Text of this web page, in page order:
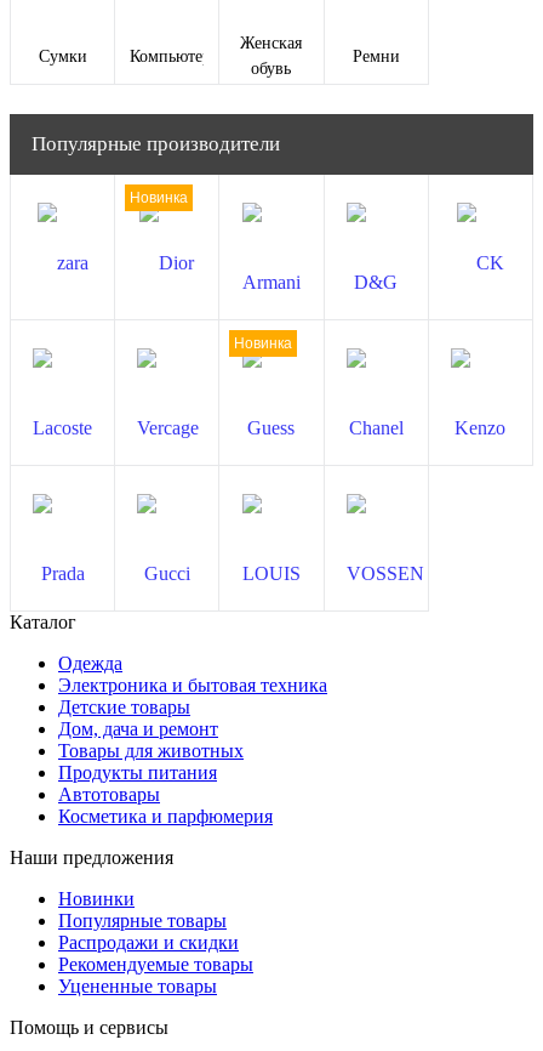
Сумки Компьютеры
Женская
обувь
Ремни
Популярные производители
Новинка
Новинка
Каталог
Одежда
Электроника и бытовая техника
Детские товары
Дом, дача и ремонт
Товары для животных
Продукты питания
Автотовары
Косметика и парфюмерия
Наши предложения
Новинки
Популярные товары
Распродажи и скидки
Рекомендуемые товары
Уцененные товары
Помощь и сервисы